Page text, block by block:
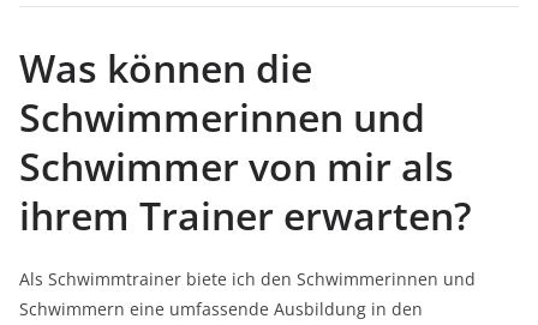
Was können die
Schwimmerinnen und
Schwimmer von mir als
ihrem Trainer erwarten?
Als Schwimmtrainer biete ich den Schwimmerinnen und
Schwimmern eine umfassende Ausbildung in den